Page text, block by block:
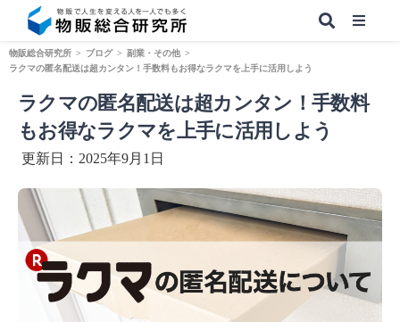
【無料】副業&本業 物販ノウハウ
物販総合研究所 > ブログ > 副業・その他 >
ラクマの匿名配送は超カンタン！手数料もお得なラクマを上手に活用しよう
ラクマの匿名配送は超カンタン！手数料
もお得なラクマを上手に活用しよう
更新日：2025年9月1日